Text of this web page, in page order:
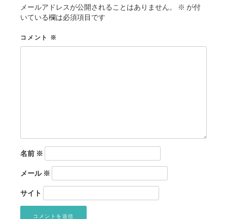
メールアドレスが公開されることはありません。 ※ が付
いている欄は必須項目です
コメント ※
名前 ※
メール※
サイト